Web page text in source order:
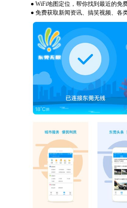
● WiFi地图定位，帮你找到最近的免
● 免费获取新闻资讯、搞笑视频、各